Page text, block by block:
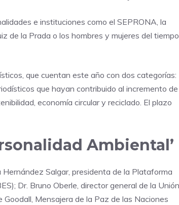
e instituciones como el SEPRONA, la
de la Prada o los hombres y mujeres del tiempo
que cuentan este año con dos categorías:
que hayan contribuido al incremento de
economía circular y reciclado. El plazo
Ambiental’
Salgar, presidenta de la Plataforma
Dr. Bruno Oberle, director general de la Unión
Mensajera de la Paz de las Naciones